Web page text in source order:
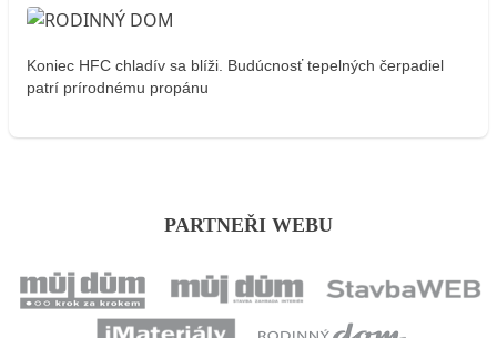
Koniec HFC chladív sa blíži. Budúcnosť tepelných čerpadiel
patrí prírodnému propánu
PARTNEŘI WEBU